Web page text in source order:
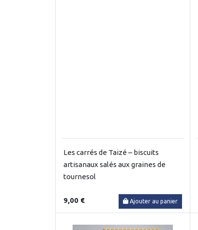
Les carrés de Taizé – biscuits
artisanaux salés aux graines de
tournesol
9,00 € Ajouter au panier